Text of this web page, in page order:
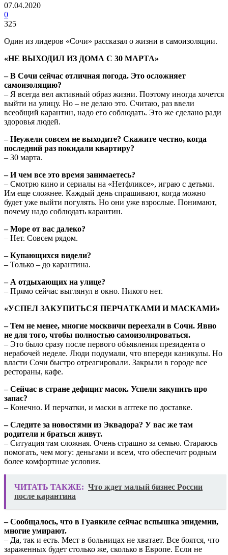
07.04.2020
0
325
Один из лидеров «Сочи» рассказал о жизни в самоизоляции.
«НЕ ВЫХОДИЛ ИЗ ДОМА С 30 МАРТА»
– В Сочи сейчас отличная погода. Это осложняет
самоизоляцию?
– Я всегда вел активный образ жизни. Поэтому иногда хочется
выйти на улицу. Но – не делаю это. Считаю, раз ввели
всеобщий карантин, надо его соблюдать. Это же сделано ради
здоровья людей.
– Неужели совсем не выходите? Скажите честно, когда
последний раз покидали квартиру?
– 30 марта.
– И чем все это время занимаетесь?
– Смотрю кино и сериалы на «Нетфликсе», играю с детьми.
Им еще сложнее. Каждый день спрашивают, когда можно
будет уже выйти погулять. Но они уже взрослые. Понимают,
почему надо соблюдать карантин.
– Море от вас далеко?
– Нет. Совсем рядом.
– Купающихся видели?
– Только – до карантина.
– А отдыхающих на улице?
– Прямо сейчас выглянул в окно. Никого нет.
«УСПЕЛ ЗАКУПИТЬСЯ ПЕРЧАТКАМИ И МАСКАМИ»
– Тем не менее, многие москвичи переехали в Сочи. Явно
не для того, чтобы полностью самоизолироваться.
– Это было сразу после первого объявления президента о
нерабочей неделе. Люди подумали, что впереди каникулы. Но
власти Сочи быстро отреагировали. Закрыли в городе все
рестораны, кафе.
– Сейчас в стране дефицит масок. Успели закупить про
запас?
– Конечно. И перчатки, и маски в аптеке по доставке.
– Следите за новостями из Эквадора? У вас же там
родители и браться живут.
– Ситуация там сложная. Очень страшно за семью. Стараюсь
помогать, чем могу: деньгами и всем, что обеспечит родным
более комфортные условия.
ЧИТАТЬ ТАКЖЕ: Что ждет малый бизнес России
после карантина
– Сообщалось, что в Гуаякиле сейчас вспышка эпидемии,
многие умирают.
– Да, так и есть. Мест в больницах не хватает. Все боятся, что
зараженных будет столько же, сколько в Европе. Если не